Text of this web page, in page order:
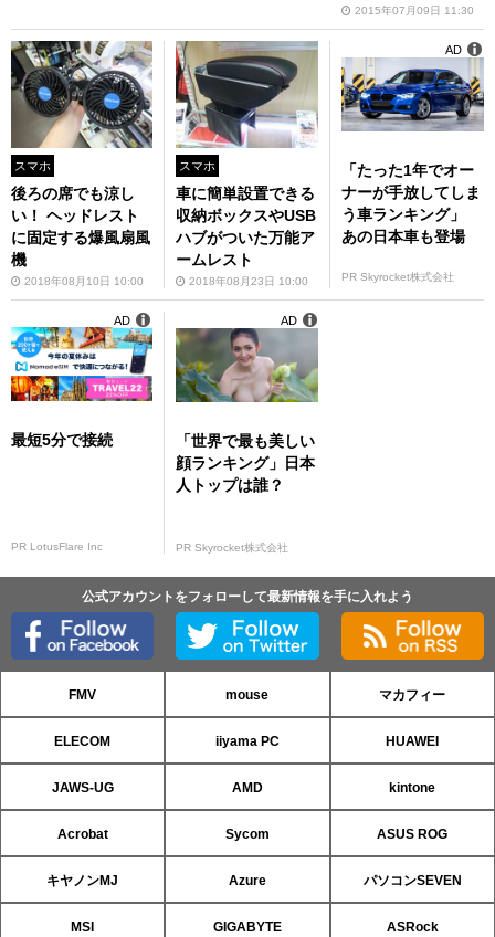
2015年07月09日 11:30
スマホ
後ろの席でも涼し
い！ ヘッドレスト
に固定する爆風扇風
機
2018年08月10日 10:00
スマホ
車に簡単設置できる
収納ボックスやUSB
ハブがついた万能ア
ームレスト
2018年08月23日 10:00
「たった1年でオー
ナーが手放してしま
う車ランキング」
あの日本車も登場
PR Skyrocket株式会社
AD
最短5分で接続
PR LotusFlare Inc
AD
「世界で最も美しい
顔ランキング」日本
人トップは誰？
PR Skyrocket株式会社
AD
公式アカウントをフォローして最新情報を手に入れよう
FMV mouse マカフィー
ELECOM iiyama PC HUAWEI
JAWS-UG AMD kintone
Acrobat Sycom ASUS ROG
キヤノンMJ Azure パソコンSEVEN
MSI GIGABYTE ASRock